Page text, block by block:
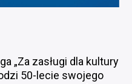
„Za zasługi dla kultury
50-lecie swojego